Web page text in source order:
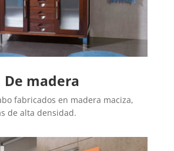
De madera
fabricados en madera maciza,
de alta densidad.